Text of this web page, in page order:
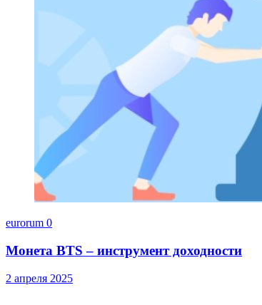
eurorum 0
Монета BTS – инструмент доходности
2 апреля 2025